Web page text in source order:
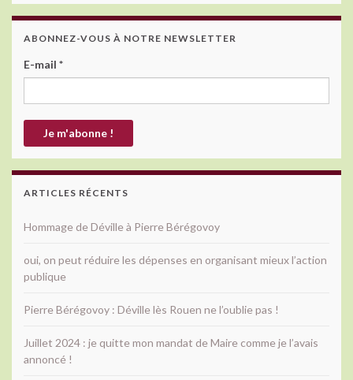
ABONNEZ-VOUS À NOTRE NEWSLETTER
E-mail *
ARTICLES RÉCENTS
Hommage de Déville à Pierre Bérégovoy
oui, on peut réduire les dépenses en organisant mieux l’action
publique
Pierre Bérégovoy : Déville lès Rouen ne l’oublie pas !
Juillet 2024 : je quitte mon mandat de Maire comme je l’avais
annoncé !